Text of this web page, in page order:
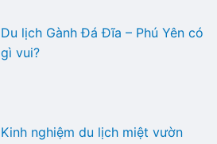
Du lịch Gành Đá Đĩa – Phú Yên có
gì vui?
Kinh nghiệm du lịch miệt vườn